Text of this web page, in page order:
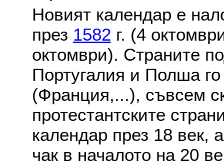
Новият календар е
през 1582 г. (4
октомври). Страните
Португалия и Полша
(Франция,...), съвсем
протестантските
календар през 18 век,
чак в началото на 20